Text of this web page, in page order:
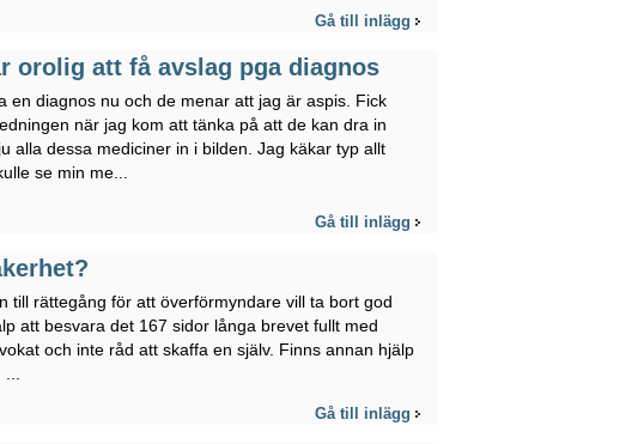
Gå till inlägg
orolig att få avslag pga diagnos
en diagnos nu och de menar att jag är aspis. Fick
när jag kom att tänka på att de kan dra in
alla dessa mediciner in i bilden. Jag käkar typ allt
se min me...
Gå till inlägg
till rättegång för att överförmyndare vill ta bort god
att besvara det 167 sidor långa brevet fullt med
och inte råd att skaffa en själv. Finns annan hjälp
Gå till inlägg